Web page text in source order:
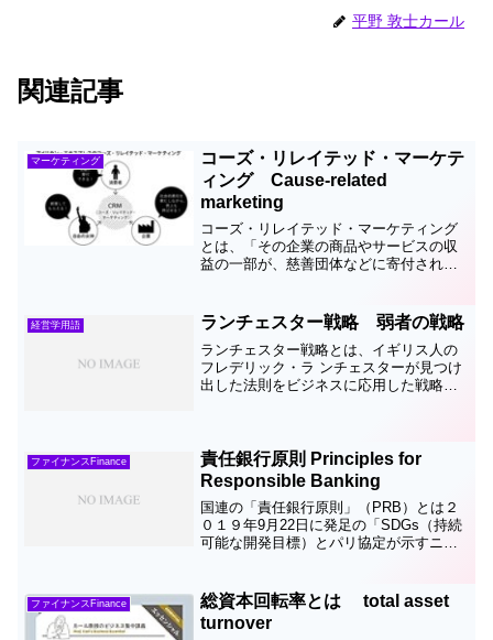
平野 敦士カール
関連記事
マーケティング
コーズ・リレイテッド・マーケテ
ィング Cause-related
marketing
コーズ・リレイテッド・マーケティング
とは、「その企業の商品やサービスの収
益の一部が、慈善団体などに寄付される
経営学用語 ランチェスター戦略 弱者の戦略
ランチェスター戦略とは、イギリス人の
フレデリック・ラ ンチェスターが見つけ
出した法則をビジネスに応用した戦略
に、戦闘機があげる戦果...
ファイナンスFinance
責任銀行原則 Principles for
Responsible Banking
国連の「責任銀行原則」（PRB）とは２
０１９年9月22日に発足の「SDGs（持続
可能な開発目標）とパリ協定が示すニー
石燃料関連企業への投融資を減らす必要
が出てきます。こ...
ファイナンスFinance
総資本回転率とは total asset
turnover